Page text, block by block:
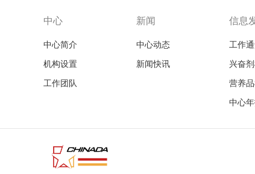
中心
中心简介
机构设置
工作团队
新闻
中心动态
新闻快讯
信息
工作
兴奋
营养
中心